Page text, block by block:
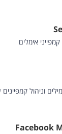
אימלים
וניהול
Facebook